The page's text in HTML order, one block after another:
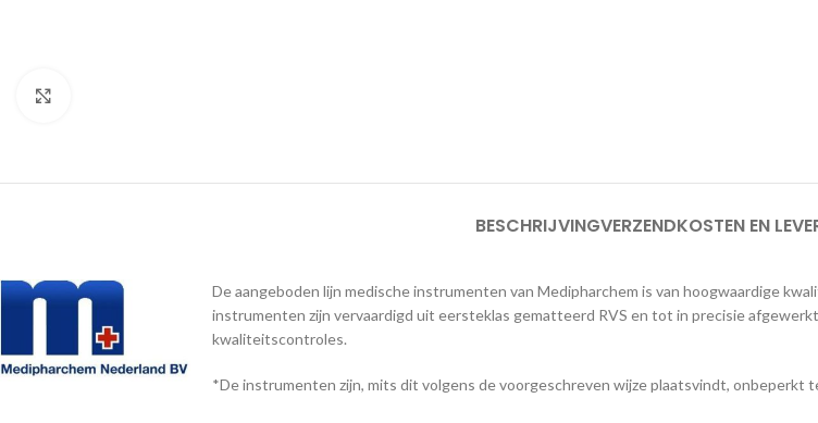
BESCHRIJVINGVERZENDKOSTEN EN
De aangeboden lijn medische instrumenten van Medipharchem is van hoogwaardige
instrumenten zijn vervaardigd uit eersteklas gematteerd RVS en tot in precisie
kwaliteitscontroles.
*De instrumenten zijn, mits dit volgens de voorgeschreven wijze plaatsvindt, onbeperkt